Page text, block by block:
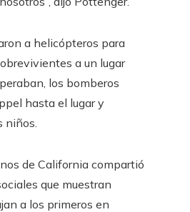
a helicópteros para
a un lugar
los bomberos
hasta el lugar y
niños.
de California compartió
que muestran
a los primeros en